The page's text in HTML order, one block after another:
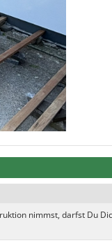
nimmst, darfst Du